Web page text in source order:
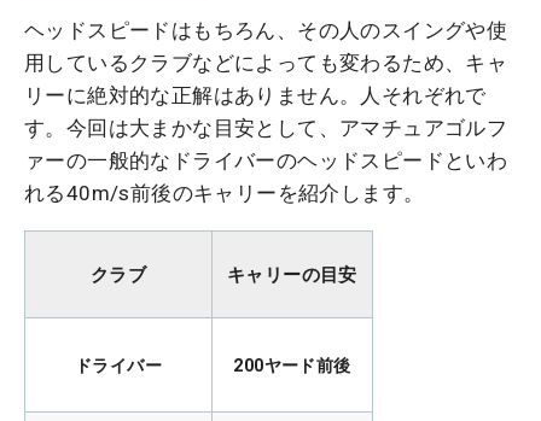
ヘッドスピードはもちろん、その人のスイングや使
用しているクラブなどによっても変わるため、キャ
リーに絶対的な正解はありません。人それぞれで
す。今回は大まかな目安として、アマチュアゴルフ
ァーの一般的なドライバーのヘッドスピードといわ
れる40m/s前後のキャリーを紹介します。
クラブ キャリーの目安
ドライバー 200ヤード前後